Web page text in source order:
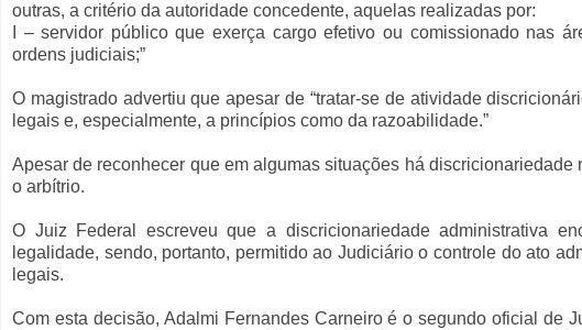
outras, a critério da autoridade concedente, aquelas realizadas por:
I – servidor público que exerça cargo efetivo ou comissionado nas
ordens judiciais;”
O magistrado advertiu que apesar de “tratar-se de atividade
legais e, especialmente, a princípios como da razoabilidade.”
Apesar de reconhecer que em algumas situações há
o arbítrio.
O Juiz Federal escreveu que a discricionariedade administrativa
legalidade, sendo, portanto, permitido ao Judiciário o controle do ato
legais.
Com esta decisão, Adalmi Fernandes Carneiro é o segundo oficial de